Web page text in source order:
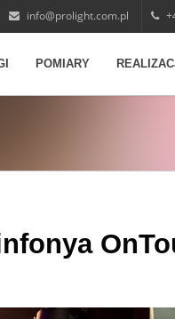
info@prolight.com.pl
POMIARY